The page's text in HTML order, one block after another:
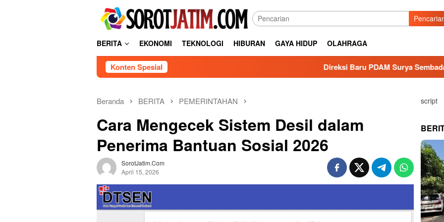
BERITA EKONOMI TEKNOLOGI HIBURAN GAYA HIDUP OLAHRAGA
Konten Spesial Direksi Baru PDAM Surya Sembada Dapat
Beranda BERITA PEMERINTAHAN
Cara Mengecek Sistem Desil dalam
Penerima Bantuan Sosial 2026
SorotJatim.com
April 15, 2026
script